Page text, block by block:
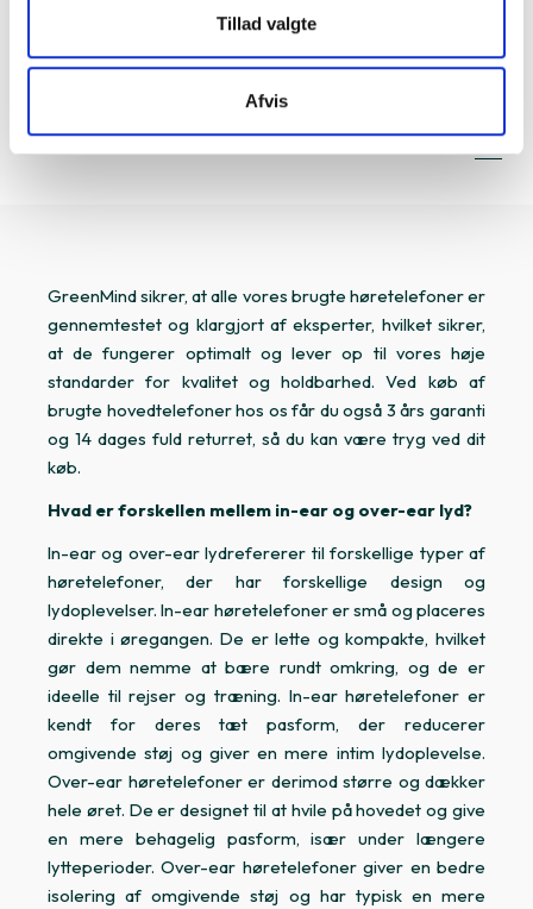
Tillad valgte
Afvis
1-20 af 20 1
GreenMind sikrer, at alle vores brugte høretelefoner er
gennemtestet og klargjort af eksperter, hvilket sikrer,
at de fungerer optimalt og lever op til vores høje
standarder for kvalitet og holdbarhed. Ved køb af
brugte hovedtelefoner hos os får du også 3 års garanti
og 14 dages fuld returret, så du kan være tryg ved dit
køb.
Hvad er forskellen mellem in-ear og over-ear lyd?
In-ear og over-ear lydrefererer til forskellige typer af
høretelefoner, der har forskellige design og
lydoplevelser. In-ear høretelefoner er små og placeres
direkte i øregangen. De er lette og kompakte, hvilket
gør dem nemme at bære rundt omkring, og de er
ideelle til rejser og træning. In-ear høretelefoner er
kendt for deres tæt pasform, der reducerer
omgivende støj og giver en mere intim lydoplevelse.
Over-ear høretelefoner er derimod større og dækker
hele øret. De er designet til at hvile på hovedet og give
en mere behagelig pasform, især under længere
lytteperioder. Over-ear høretelefoner giver en bedre
isolering af omgivende støj og har typisk en mere